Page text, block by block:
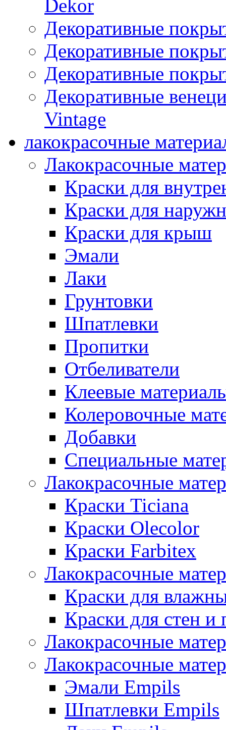
Dekor
Декоративные
Декоративные
Декоративные
Декоративные
Vintage
лакокрасочные
Лакокрасочные
Краски для
Краски для
Краски для крыш
Эмали
Лаки
Грунтовки
Шпатлевки
Пропитки
Отбеливатели
Клеевые
Колеровочные
Добавки
Специальные
Лакокрасочные
Краски Ticiana
Краски Olecolor
Краски Farbitex
Лакокрасочные
Краски для
Краски для стен и
Лакокрасочные
Лакокрасочные
Эмали Empils
Шпатлевки Empils